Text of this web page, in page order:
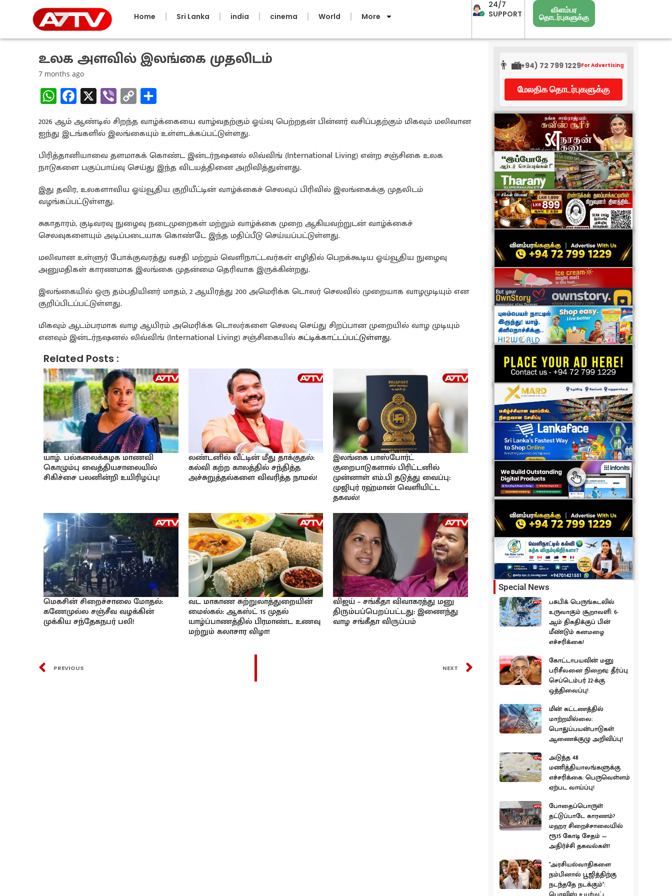
Home Sri Lanka india cinema World More
24/7
SUPPORT
விளம்பர
தொடர்புகளுக்கு
உலக அளவில் இலங்கை முதலிடம்
7 months ago
W
h
at
sA
p
p
Fa
ce
b
o
o
k
X Vi
b
er
C
o
py
Li
n
k
h
ar
e
2026 ஆம் ஆண்டில் சிறந்த வாழ்க்கையை வாழ்வதற்கும் ஓய்வு பெற்றதன் பின்னர் வசிப்பதற்கும் மிகவும் மலிவான
ஐந்து இடங்களில் இலங்கையும் உள்ளடக்கப்பட்டுள்ளது.
பிரித்தானியாவை தளமாகக் கொண்ட இன்டர்நஷனல் லிவ்விங் (International Living) என்ற சஞ்சிகை உலக
நாடுகளை பகுப்பாய்வு செய்து இந்த விடயத்தினை அறிவித்துள்ளது.
இது தவிர, உலகளாவிய ஓய்வூதிய குறியீட்டின் வாழ்க்கைச் செலவுப் பிரிவில் இலங்கைக்கு முதலிடம்
வழங்கப்பட்டுள்ளது.
சுகாதாரம், குடிவரவு நுழைவு நடைமுறைகள் மற்றும் வாழ்க்கை முறை ஆகியவற்றுடன் வாழ்க்கைச்
செலவுகளையும் அடிப்படையாக கொண்டே இந்த மதிப்பீடு செய்யப்பட்டுள்ளது.
மலிவான உள்ளுர் போக்குவரத்து வசதி மற்றும் வெளிநாட்டவர்கள் எழிதில் பெறக்கூடிய ஓய்வூதிய நுழைவு
அனுமதிகள் காரணமாக இலங்கை முதன்மை தெரிவாக இருக்கின்றது.
இலங்கையில் ஒரு தம்பதியினர் மாதம், 2 ஆயிரத்து 200 அமெரிக்க டொலர் செலவில் முறையாக வாழமுடியும் என
குறிப்பிடப்பட்டுள்ளது.
மிகவும் ஆடம்பரமாக வாழ ஆயிரம் அமெரிக்க டொலர்களை செலவு செய்து சிறப்பான முறையில் வாழ முடியும்
எனவும் இன்டர்நஷனல் லிவ்விங் (International Living) சஞ்சிகையில்சுட்டிக்காட்டப்பட்டுள்ளது.
Related Posts :
யாழ். பல்கலைக்கழக மாணவி
கொழும்பு வைத்தியசாலையில்
சிகிச்சை பலனின்றி உயிரிழப்பு!
லண்டனில் வீட்டின் மீது தாக்குதல்:
கல்வி கற்ற காலத்தில் சந்தித்த
அச்சுறுத்தல்களை விவரித்த நாமல்!
இலங்கை பாஸ்போர்ட்
குறைபாடுகளால் பிரிட்டனில்
முன்னாள் எம்.பி தடுத்து வைப்பு:
முஜிபுர் ரஹ்மான் வெளியிட்ட
தகவல்!
மெகசின் சிறைச்சாலை மோதல்:
கணேமுல்ல சஞ்சீவ வழக்கின்
முக்கிய சந்தேகநபர் பலி!
வட மாகாண சுற்றுலாத்துறையின்
மைல்கல்: ஆகஸ்ட் 15 முதல்
யாழ்ப்பாணத்தில் பிரமாண்ட உணவு
மற்றும் கலாசார விழா!
விஜய் – சங்கீதா விவாகரத்து மனு
திரும்பப்பெறப்பட்டது: இணைந்து
வாழ சங்கீதா விருப்பம்
PREVIOUS NEXT
👨‍💼(+94) 72 799 1229For Advertising
மேலதிக தொடர்புகளுக்கு
Special News
பசுபிக் பெருங்கடலில்
உருவாகும் சூறாவளி: 6-
ஆம் திகதிக்குப் பின்
மீண்டும் கனமழை
எச்சரிக்கை!
கோட்டாபயவின் மனு
பரிசீலனை நிறைவு: தீர்ப்பு
செப்டெம்பர் 22-க்கு
ஒத்திவைப்பு!
மின் கட்டணத்தில்
மாற்றமில்லை:
பொதுப்பயன்பாடுகள்
ஆணைக்குழு அறிவிப்பு!
அடுத்த 48
மணித்தியாலங்களுக்கு
எச்சரிக்கை: பெருவெள்ளம்
ஏற்பட வாய்ப்பு!
போதைப்பொருள்
தட்டுப்பாடே காரணம்?
மஹர சிறைச்சாலையில்
ரூ.15 கோடி சேதம் —
அதிர்ச்சி தகவல்கள்!
"அரசியல்வாதிகளை
நம்பினால் பூஜித்திற்கு
நடந்ததே நடக்கும்":